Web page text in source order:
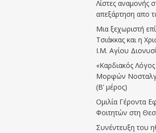
Λίστες αναμονής
απεξάρτηση απο
Μια ξεχωριστή
Τσιάκκας και η
Ι.Μ. Αγίου
«Καρδιακός
Μορφών
(Β’ μέρος)
Ομιλία Γέροντα
Φοιτητών στη
Συνέντευξη του